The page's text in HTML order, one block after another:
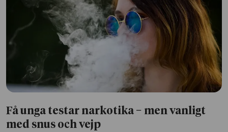
Få unga testar narkotika − men vanligt
med snus och vejp